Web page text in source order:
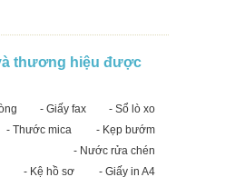
thương hiệu được
- Giấy fax
- Sổ lò xo
- Thước mica
- Kẹp bướm
- Nước rửa chén
- Kệ hồ sơ
- Giấy in A4